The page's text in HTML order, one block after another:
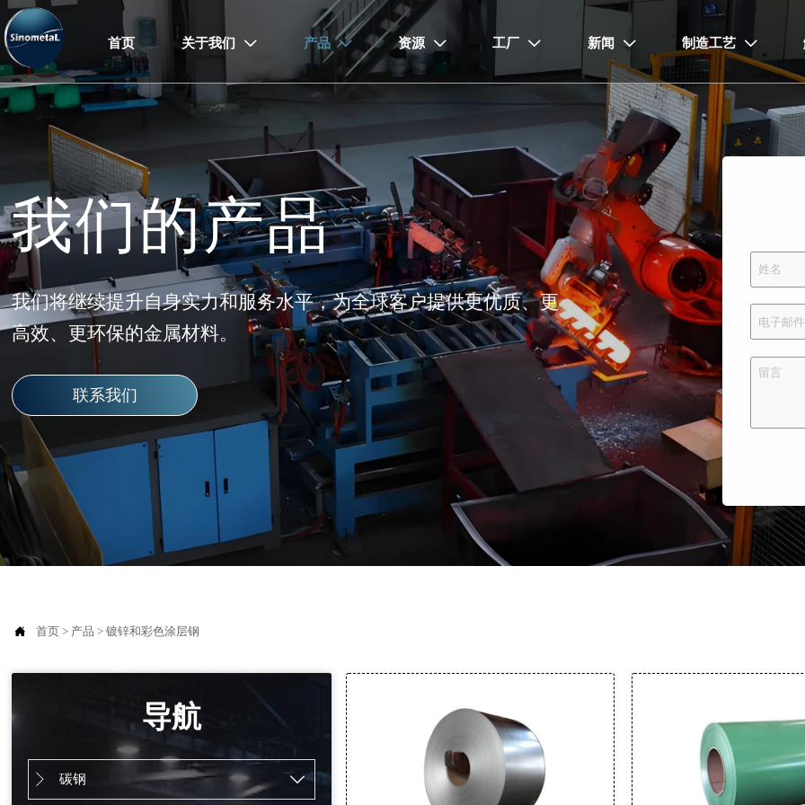
首页 关于我们  产品  资源  工厂  新闻  制造工艺 
我们的产品
我们将继续提升自身实力和服务水平，为全球客户提供更优质、更
高效、更环保的金属材料。
联系我们
 首页 > 产品 > 镀锌和彩色涂层钢
导航
 碳钢 